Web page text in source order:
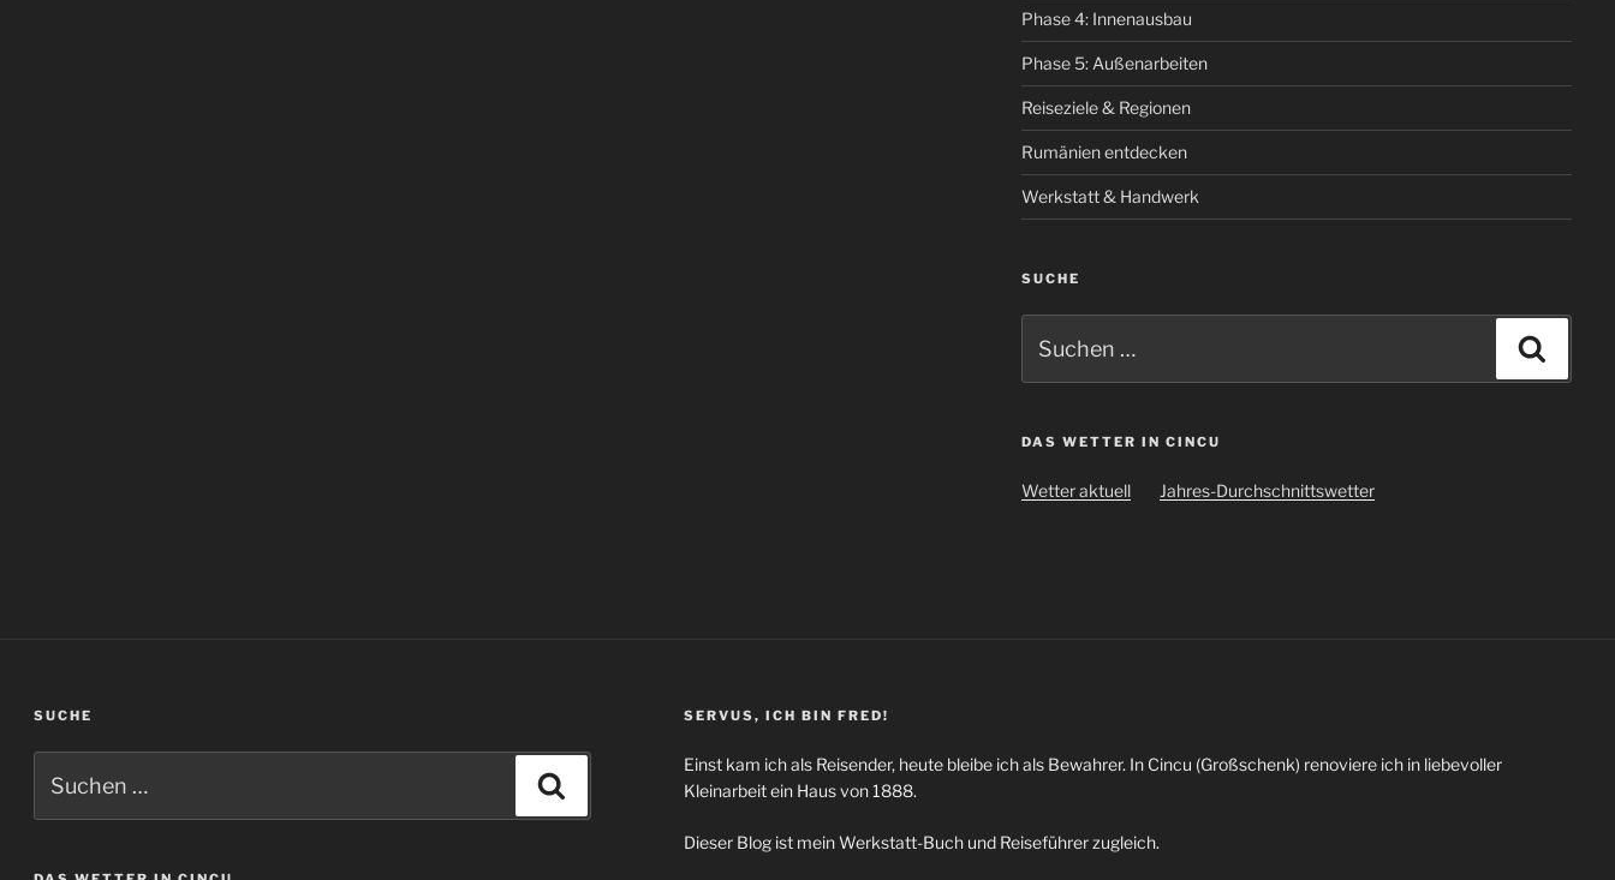
Phase 4: Innenausbau
Phase 5: Außenarbeiten
Reiseziele & Regionen
Rumänien entdecken
Werkstatt & Handwerk
SUCHE
nach:
DAS WETTER IN CINCU
Wetter aktuell Jahres-Durchschnittswetter
SUCHE
nach:
SERVUS, ICH BIN FRED!
Einst kam ich als Reisender, heute bleibe ich als Bewahrer. In Cincu (Großschenk) renoviere ich in liebevoller
Kleinarbeit ein Haus von 1888.
Dieser Blog ist mein Werkstatt-Buch und Reiseführer zugleich.